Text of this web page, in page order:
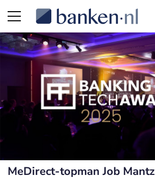
MeDirect-topman Job Mantz